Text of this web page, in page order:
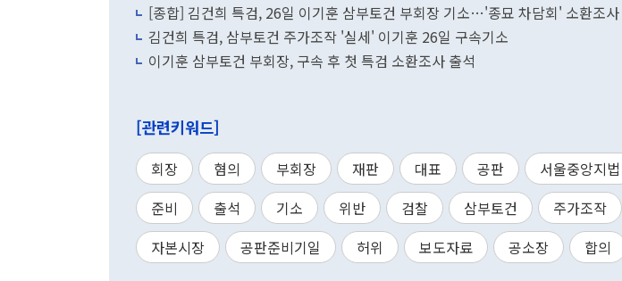
[종합] 김건희 특검, 26일 이기훈 삼부토건 부회장 기소…'종묘 차담회' 소환조사
김건희 특검, 삼부토건 주가조작 '실세' 이기훈 26일 구속기소
이기훈 삼부토건 부회장, 구속 후 첫 특검 소환조사 출석
[관련키워드]
회장 혐의 부회장 재판 대표 공판 서울중앙지법
준비
출석 기소 위반 검찰 삼부토건 주가조작
자본시장
공판준비기일 허위 보도자료 공소장 합의